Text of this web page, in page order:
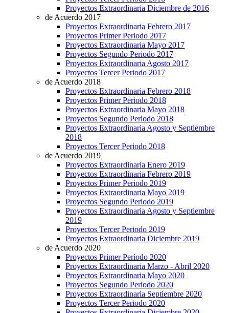
Proyectos Extraordinaria Diciembre de 2016
de Acuerdo 2017
Proyectos Extraordinaria Febrero 2017
Proyectos Primer Periodo 2017
Proyectos Extraordinaria Mayo 2017
Proyectos Segundo Periodo 2017
Proyectos Extraordinaria Agosto 2017
Proyectos Tercer Periodo 2017
de Acuerdo 2018
Proyectos Extraordinaria Febrero 2018
Proyectos Primer Periodo 2018
Proyectos Extraordinaria Mayo 2018
Proyectos Segundo Periodo 2018
Proyectos Extraordinaria Agosto y Septiembre
2018
Proyectos Tercer Periodo 2018
de Acuerdo 2019
Proyectos Extraordinaria Enero 2019
Proyectos Extraordinaria Febrero 2019
Proyectos Primer Periodo 2019
Proyectos Extraordinaria Mayo 2019
Proyectos Segundo Periodo 2019
Proyectos Extraordinaria Agosto y Septiembre
2019
Proyectos Tercer Periodo 2019
Proyectos Extraordinaria Diciembre 2019
de Acuerdo 2020
Proyectos Primer Periodo 2020
Proyectos Extraordinaria Marzo - Abril 2020
Proyectos Extraordinaria Mayo 2020
Proyectos Segundo Periodo 2020
Proyectos Extraordinaria Septiembre 2020
Proyectos Tercer Periodo 2020